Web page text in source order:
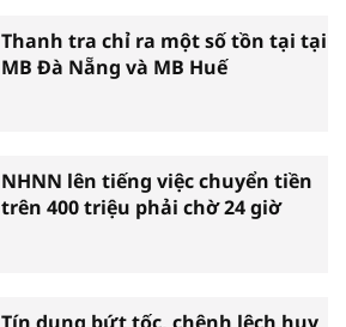
Thanh tra chỉ ra một số tồn tại tại
MB Đà Nẵng và MB Huế
NHNN lên tiếng việc chuyển tiền
trên 400 triệu phải chờ 24 giờ